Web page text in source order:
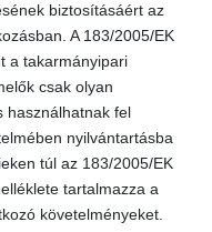
biztosításáért az
A 183/2005/EK
a takarmányipari
csak olyan
használhatnak fel
nyilvántartásba
túl az 183/2005/EK
tartalmazza a
követelményeket.